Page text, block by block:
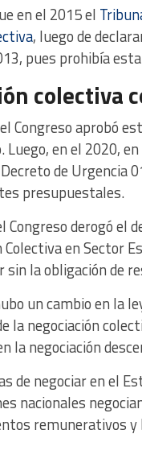
en el 2015 el
, luego de
pues prohibía
colectiva
Congreso aprobó
en el 2020,
de Urgencia
presupuestales.
Congreso derogó el
Colectiva en Sector
sin la obligación de
un cambio en la
la negociación
la negociación
de negociar en el
nacionales
remunerativos